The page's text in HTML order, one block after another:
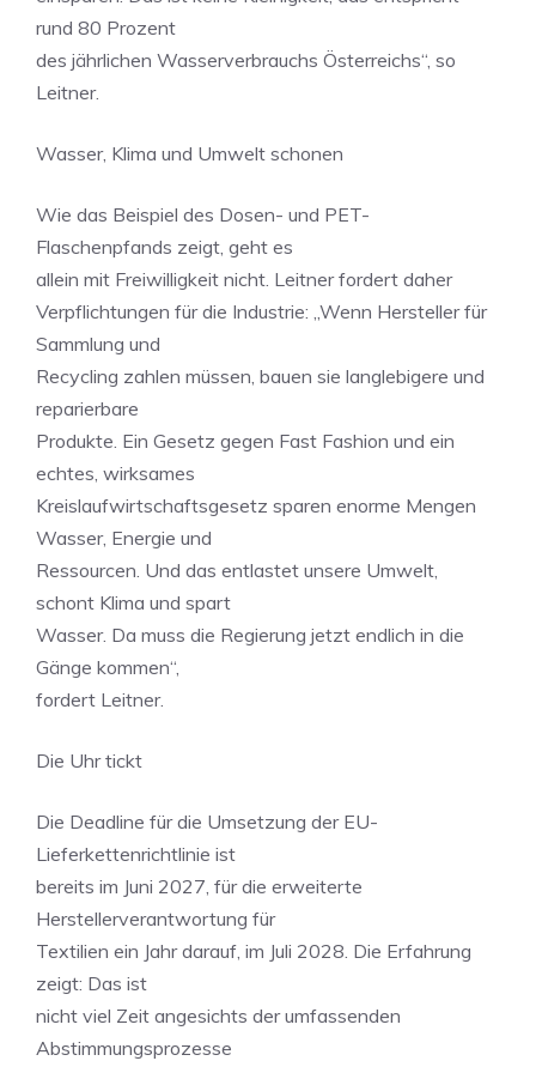
rund 80 Prozent
des jährlichen Wasserverbrauchs Österreichs“, so
Leitner.
Wasser, Klima und Umwelt schonen
Wie das Beispiel des Dosen- und PET-
Flaschenpfands zeigt, geht es
allein mit Freiwilligkeit nicht. Leitner fordert daher
Verpflichtungen für die Industrie: „Wenn Hersteller für
Sammlung und
Recycling zahlen müssen, bauen sie langlebigere und
reparierbare
Produkte. Ein Gesetz gegen Fast Fashion und ein
echtes, wirksames
Kreislaufwirtschaftsgesetz sparen enorme Mengen
Wasser, Energie und
Ressourcen. Und das entlastet unsere Umwelt,
schont Klima und spart
Wasser. Da muss die Regierung jetzt endlich in die
Gänge kommen“,
fordert Leitner.
Die Uhr tickt
Die Deadline für die Umsetzung der EU-
Lieferkettenrichtlinie ist
bereits im Juni 2027, für die erweiterte
Herstellerverantwortung für
Textilien ein Jahr darauf, im Juli 2028. Die Erfahrung
zeigt: Das ist
nicht viel Zeit angesichts der umfassenden
Abstimmungsprozesse